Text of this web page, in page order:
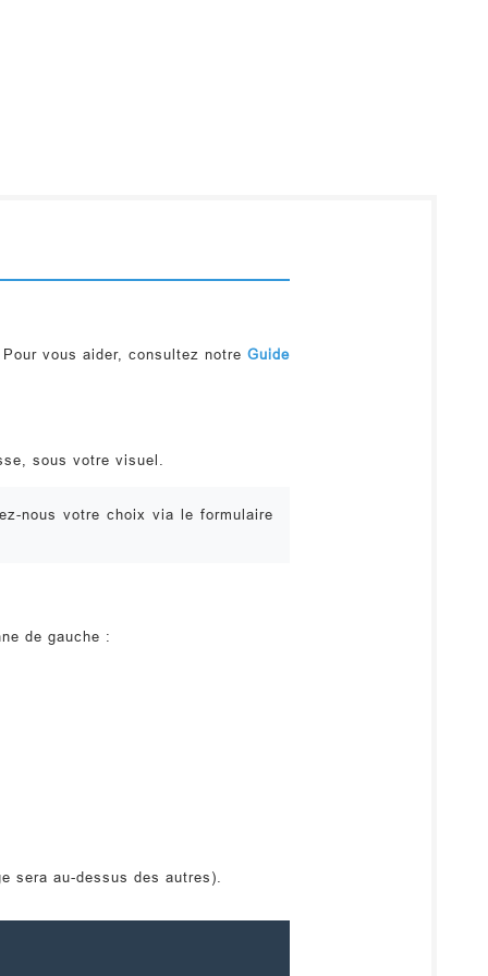
vous aider, consultez notre Guide
sous votre visuel.
nous votre choix via le formulaire
de gauche :
sera au-dessus des autres).